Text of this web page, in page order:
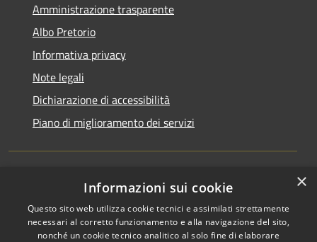
Amministrazione trasparente
Albo Pretorio
Informativa privacy
Note legali
Dichiarazione di accessibilità
Piano di miglioramento dei servizi
Accessibilità
Privacy
Comune convenzionato
Astigov
×
Informazioni sui cookie
Questo sito web utilizza cookie tecnici e assimilati strettamente
necessari al corretto funzionamento e alla navigazione del sito,
nonché un cookie tecnico analitico al solo fine di elaborare